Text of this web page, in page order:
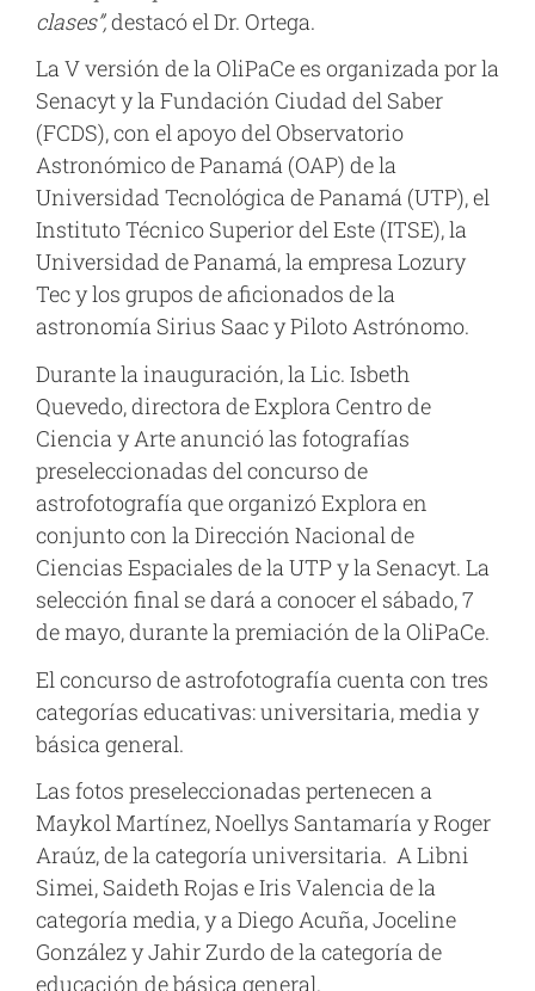
clases”,destacó el Dr. Ortega.
La V versión de la OliPaCe es organizada por la
Senacyt y la Fundación Ciudad del Saber
(FCDS), con el apoyo del Observatorio
Astronómico de Panamá (OAP) de la
Universidad Tecnológica de Panamá (UTP), el
Instituto Técnico Superior del Este (ITSE), la
Universidad de Panamá, la empresa Lozury
Tec y los grupos de aficionados de la
astronomía Sirius Saac y Piloto Astrónomo.
Durante la inauguración, la Lic. Isbeth
Quevedo, directora de Explora Centro de
Ciencia y Arte anunció las fotografías
preseleccionadas del concurso de
astrofotografía que organizó Explora en
conjunto con la Dirección Nacional de
Ciencias Espaciales de la UTP y la Senacyt. La
selección final se dará a conocer el sábado, 7
de mayo, durante la premiación de la OliPaCe.
El concurso de astrofotografía cuenta con tres
categorías educativas: universitaria, media y
básica general.
Las fotos preseleccionadas pertenecen a
Maykol Martínez, Noellys Santamaría y Roger
Araúz, de la categoría universitaria. A Libni
Simei, Saideth Rojas e Iris Valencia de la
categoría media, y a Diego Acuña, Joceline
González y Jahir Zurdo de la categoría de
educación de básica general.